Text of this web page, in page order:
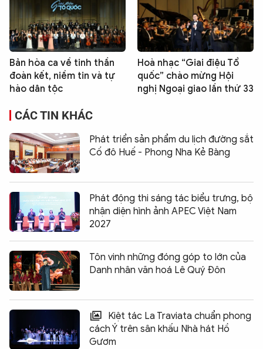
Bản hòa ca về tinh thần
đoàn kết, niềm tin và tự
hào dân tộc
Hoà nhạc “Giai điệu Tổ
quốc” chào mừng Hội
nghị Ngoại giao lần thứ 33
CÁC TIN KHÁC
Phát triển sản phẩm du lịch đường sắt
Cố đô Huế - Phong Nha Kẻ Bàng
Phát động thi sáng tác biểu trưng, bộ
nhận diện hình ảnh APEC Việt Nam
2027
Tôn vinh những đóng góp to lớn của
Danh nhân văn hoá Lê Quý Đôn
Kiệt tác La Traviata chuẩn phong
cách Ý trên sân khấu Nhà hát Hồ
Gươm